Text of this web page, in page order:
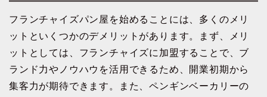
フランチャイズパン屋を始めることには、多くのメリ
ットといくつかのデメリットがあります。まず、メリ
ットとしては、フランチャイズに加盟することで、ブ
ランド力やノウハウを活用できるため、開業初期から
集客力が期待できます。また、ペンギンベーカリーの